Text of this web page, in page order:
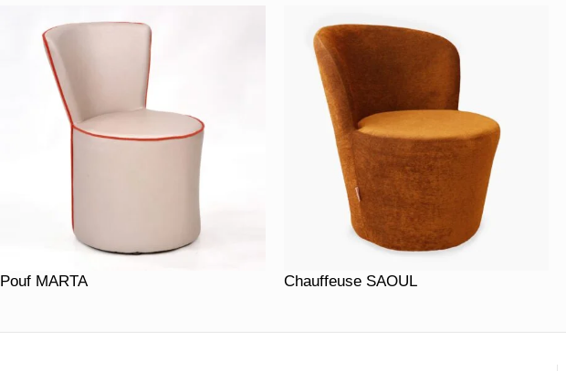
Pouf MARTA Chauffeuse SAOUL